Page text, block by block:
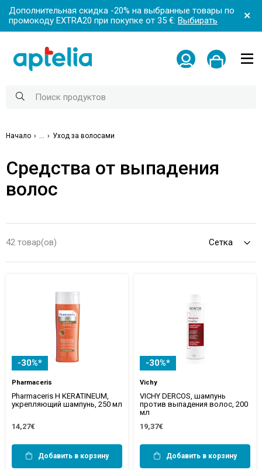
Дополнительная скидка -20% на выбранные товары по
промокоду EXTRA20 при покупке от 35 €: Выбирать
Начало Уход за волосами
Средства от выпадения
волос
42 товар(ов)
-30%*
Pharmaceris
Pharmaceris H KERATINEUM,
укрепляющий шампунь, 250 мл
14,27€
Добавить в корзину
-30%*
Vichy
VICHY DERCOS, шампунь
против выпадения волос, 200
мл
19,37€
Добавить в корзину